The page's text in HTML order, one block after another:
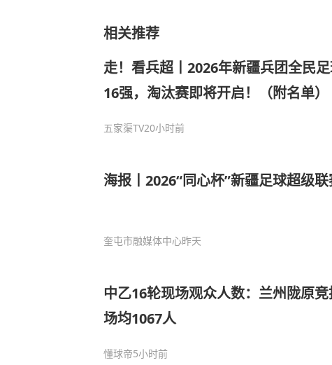
相关推荐
走！看兵超丨2026年新疆兵团全民
16强，淘汰赛即将开启！（附名单）
五家渠TV20小时前
海报丨2026“同心杯”新疆足球超级
奎屯市融媒体中心昨天
中乙16轮现场观众人数：兰州陇原竞
场均1067人
懂球帝5小时前